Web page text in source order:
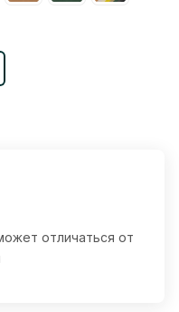
отличаться от